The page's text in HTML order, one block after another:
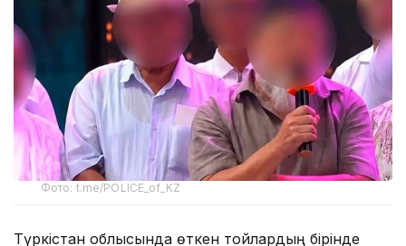
Фото: t.me/POLICE_of_KZ
Түркістан облысында өткен тойлардың бірінде